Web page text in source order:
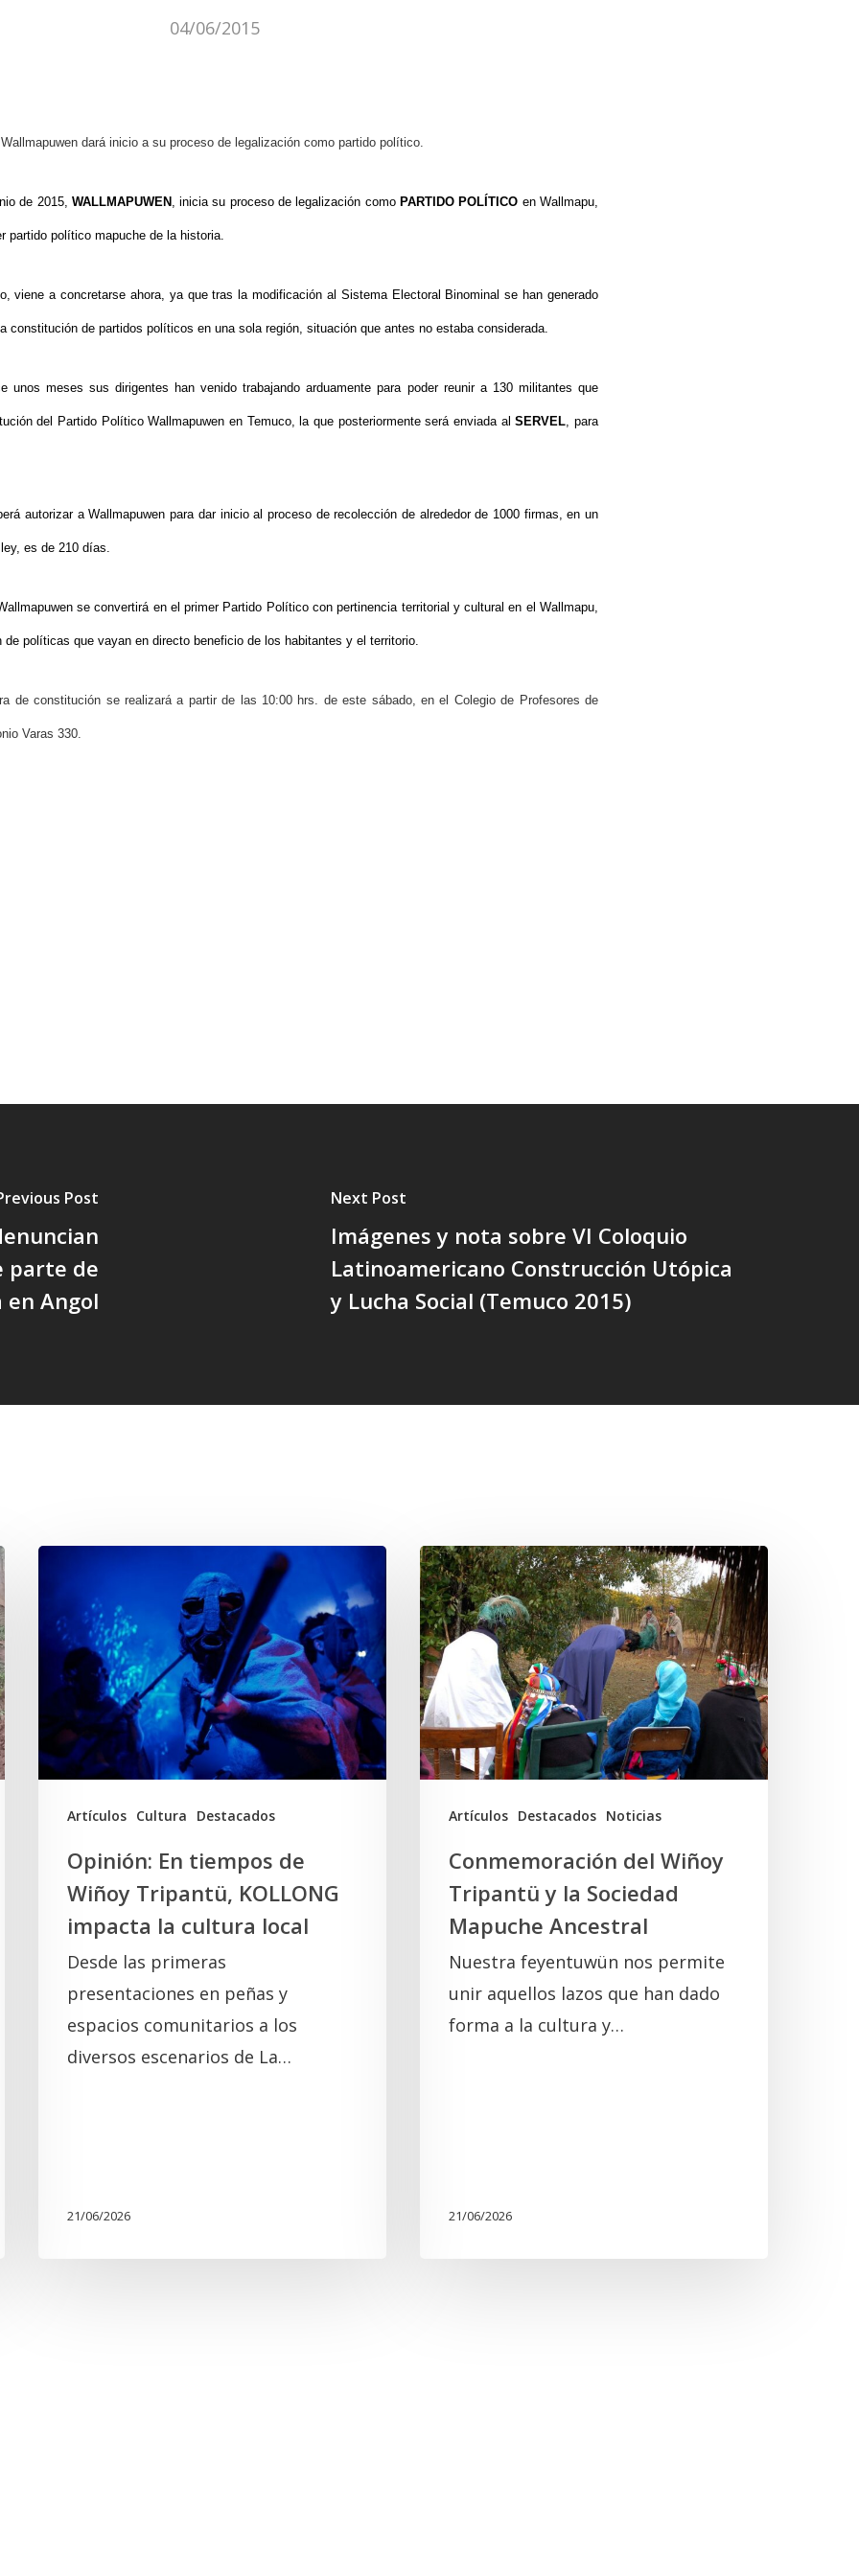
04/06/2015
dará inicio a su proceso de legalización como partido político.
de 2015, WALLMAPUWEN , inicia su proceso de legalización como PARTIDO POLÍTICO en Wallmapu,
partido político mapuche de la historia.
viene a concretarse ahora, ya que tras la modificación al Sistema Electoral Binominal se han generado
constitución de partidos políticos en una sola región, situación que antes no estaba considerada.
unos meses sus dirigentes han venido trabajando arduamente para poder reunir a 130 militantes que
del Partido Político Wallmapuwen en Temuco, la que posteriormente será enviada alSERVEL, para
autorizar a Wallmapuwen para dar inicio al proceso de recolección de alrededor de 1000 firmas, en un
es de 210 días.
se convertirá en el primer Partido Político con pertinencia territorial y cultural en el Wallmapu,
de políticas que vayan en directo beneficio de los habitantes y el territorio.
de constitución se realizará a partir de las 10:00 hrs. de este sábado, en el Colegio de Profesores de
Varas 330.
Post
parte de
en Angol
Next Post
Imágenes y nota sobre VI Coloquio
Latinoamericano Construcción Utópica
y Lucha Social (Temuco 2015)
Artículos Cultura Destacados
tiempos
de
Wiñoy
Tripantü,
KOLLONG
impacta
local
Opinión: En tiempos de
Wiñoy Tripantü, KOLLONG
impacta la cultura local
Desde las primeras
presentaciones en peñas y
espacios comunitarios a los
diversos escenarios de La…
21/06/2026
Artículos Destacados Noticias
Conmemoración
del
Wiñoy
Tripantü
y
la
Sociedad
Mapuche
Ancestral
Conmemoración del Wiñoy
Tripantü y la Sociedad
Mapuche Ancestral
Nuestra feyentuwün nos permite
unir aquellos lazos que han dado
forma a la cultura y…
21/06/2026